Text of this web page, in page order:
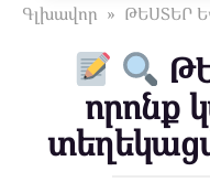
Գլխավոր » ԹԵՍՏԵՐ
որոնք